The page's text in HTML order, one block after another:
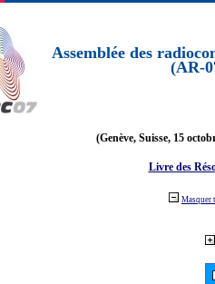
Assemblée des
(AR-
(Genève, Suisse, 15
Livre des
Masquer